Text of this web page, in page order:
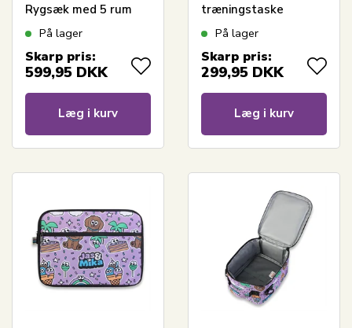
Rygsæk med 5 rum
På lager
Skarp pris:
599,95 DKK
Læg i kurv
træningstaske
På lager
Skarp pris:
299,95 DKK
Læg i kurv